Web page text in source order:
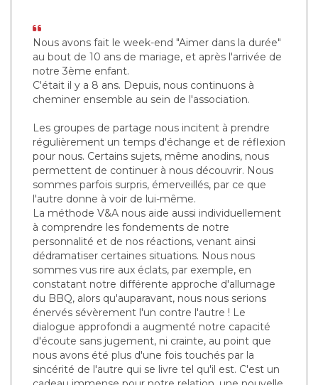
Nous avons fait le week-end "Aimer dans la durée"
au bout de 10 ans de mariage, et après l'arrivée de
notre 3ème enfant.
C'était il y a 8 ans. Depuis, nous continuons à
cheminer ensemble au sein de l'association.
Les groupes de partage nous incitent à prendre
régulièrement un temps d'échange et de réflexion
pour nous. Certains sujets, même anodins, nous
permettent de continuer à nous découvrir. Nous
sommes parfois surpris, émerveillés, par ce que
l'autre donne à voir de lui-même.
La méthode V&A nous aide aussi individuellement
à comprendre les fondements de notre
personnalité et de nos réactions, venant ainsi
dédramatiser certaines situations. Nous nous
sommes vus rire aux éclats, par exemple, en
constatant notre différente approche d'allumage
du BBQ, alors qu'auparavant, nous nous serions
énervés sévèrement l'un contre l'autre ! Le
dialogue approfondi a augmenté notre capacité
d'écoute sans jugement, ni crainte, au point que
nous avons été plus d'une fois touchés par la
sincérité de l'autre qui se livre tel qu'il est. C'est un